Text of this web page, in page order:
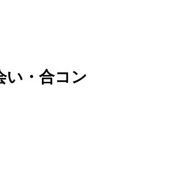
い・合コン